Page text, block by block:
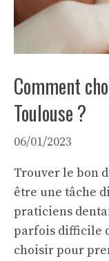
Comment
Toulouse ?
06/01/2023
Trouver le bon
être une tâche
praticiens
parfois difficile
choisir pour